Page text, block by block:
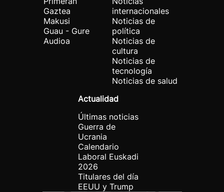
Gaztea
Makusi
Guau - Gure
Audioa
internacionales
Noticias de
política
Noticias de
cultura
Noticias de
tecnología
Noticias de salud
Actualidad
Últimas noticias
Guerra de
Ucrania
Calendario
Laboral Euskadi
2026
Titulares del día
EEUU y Trump